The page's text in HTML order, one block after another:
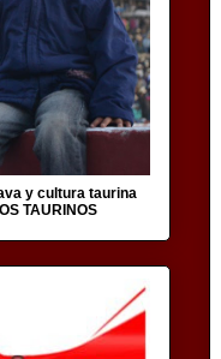
y cultura taurina
TAURINOS